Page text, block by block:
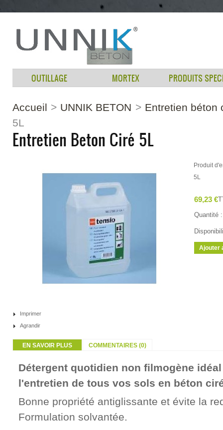
OUTILLAGE MORTEX PRODUITS
Accueil > UNNIK BETON > Entretien béton
5L
Entretien Beton Ciré 5L
Imprimer
Agrandir
Produit
5L
69,23 €
Quantité :
EN SAVOIR PLUS COMMENTAIRES (0)
Détergent quotidien non filmogène
l'entretien de tous vos sols en béton
Bonne propriété antiglissante et évite la
Formulation solvantée.